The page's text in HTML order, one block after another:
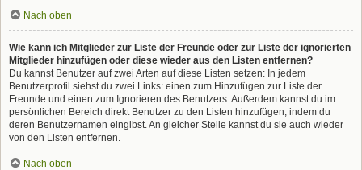
Nach oben
Wie kann ich Mitglieder zur Liste der Freunde oder zur Liste der ignorierten
Mitglieder hinzufügen oder diese wieder aus den Listen entfernen?
Du kannst Benutzer auf zwei Arten auf diese Listen setzen: In jedem
Benutzerprofil siehst du zwei Links: einen zum Hinzufügen zur Liste der
Freunde und einen zum Ignorieren des Benutzers. Außerdem kannst du im
persönlichen Bereich direkt Benutzer zu den Listen hinzufügen, indem du
deren Benutzernamen eingibst. An gleicher Stelle kannst du sie auch wieder
von den Listen entfernen.
Nach oben